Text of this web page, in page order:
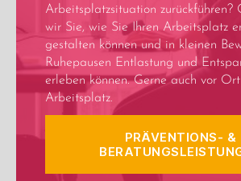
Arbeitsplatzsituation zurückführen?
wir Sie, wie Sie Ihren Arbeitsplatz
gestalten können und in kleinen
Ruhepausen Entlastung und
erleben können. Gerne auch vor
Arbeitsplatz.
PRÄVENTIONS- &